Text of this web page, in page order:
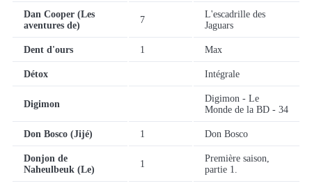
Dan Cooper (Les
aventures de)
7
L'escadrille des
Jaguars
Dent d'ours 1 Max
Détox Intégrale
Digimon
Digimon - Le
Monde de la BD - 34
Don Bosco (Jijé) 1 Don Bosco
Donjon de
Naheulbeuk (Le)
1
Première saison,
partie 1.